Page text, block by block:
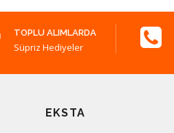
TOPLU ALIMLARDA
Süpriz Hediyeler
EKSTA